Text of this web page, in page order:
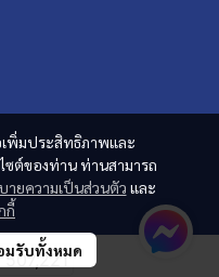
เพิ่มประสิทธิภาพและ
ซต์ของท่าน ท่านสามารถ
ายความเป็นส่วนตัว และ
กี้
มรับทั้งหมด
507,221